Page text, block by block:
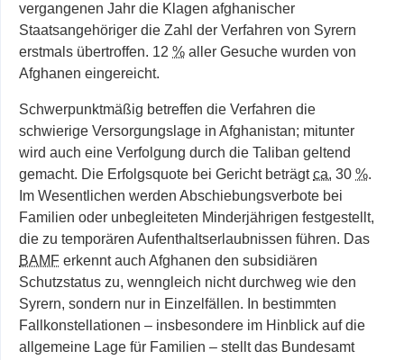
vergangenen Jahr die Klagen afghanischer
Staatsangehöriger die Zahl der Verfahren von Syrern
erstmals übertroffen. 12 % aller Gesuche wurden von
Afghanen eingereicht.
Schwerpunktmäßig betreffen die Verfahren die
schwierige Versorgungslage in Afghanistan; mitunter
wird auch eine Verfolgung durch die Taliban geltend
gemacht. Die Erfolgsquote bei Gericht beträgtca. 30 %.
Im Wesentlichen werden Abschiebungsverbote bei
Familien oder unbegleiteten Minderjährigen festgestellt,
die zu temporären Aufenthaltserlaubnissen führen. Das
BAMF erkennt auch Afghanen den subsidiären
Schutzstatus zu, wenngleich nicht durchweg wie den
Syrern, sondern nur in Einzelfällen. In bestimmten
Fallkonstellationen – insbesondere im Hinblick auf die
allgemeine Lage für Familien – stellt das Bundesamt